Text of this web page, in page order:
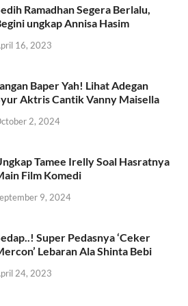
Ramadhan Segera Berlalu,
ungkap Annisa Hasim
16, 2023
Baper Yah! Lihat Adegan
Aktris Cantik Vanny Maisella
2, 2024
Tamee Irelly Soal Hasratnya
Film Komedi
9, 2024
Super Pedasnya ‘Ceker
Lebaran Ala Shinta Bebi
24, 2023